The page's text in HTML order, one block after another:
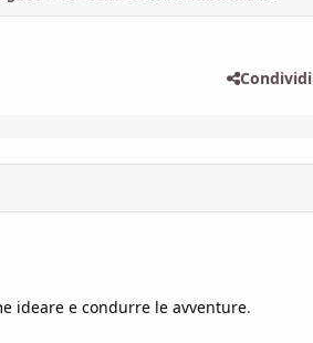
Condividi
ideare e condurre le avventure.